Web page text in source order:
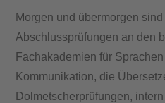
Morgen und übermorgen
Abschlussprüfungen an den
Fachakademien für
Kommunikation, die
Dolmetscherprüfungen,